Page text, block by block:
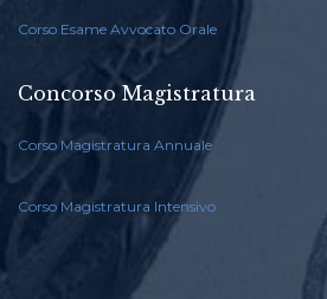
Corso Esame Avvocato Orale
Concorso Magistratura
Corso Magistratura Annuale
Corso Magistratura Intensivo